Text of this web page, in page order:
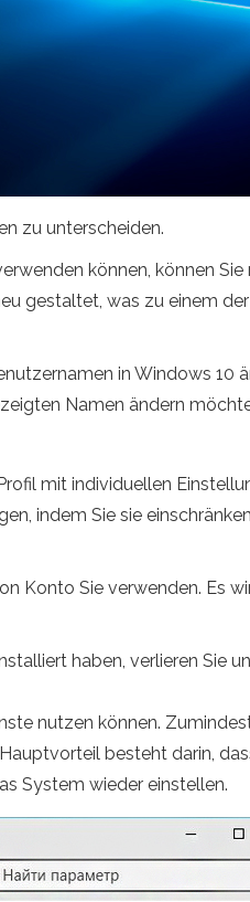
zu unterscheiden.
können, können
gestaltet, was zu einem
in Windows 10
Namen ändern
mit individuellen
indem Sie sie
Konto Sie verwenden. Es
haben, verlieren Sie
nutzen können.
besteht darin,
System wieder einstellen.